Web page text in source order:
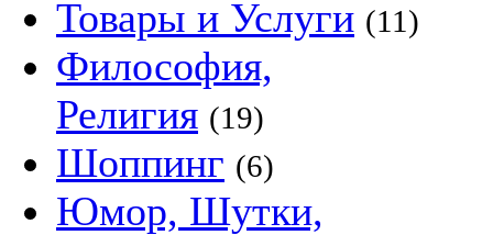
Товары и Услуги (11)
Философия,
Религия (19)
Шоппинг (6)
Юмор, Шутки,